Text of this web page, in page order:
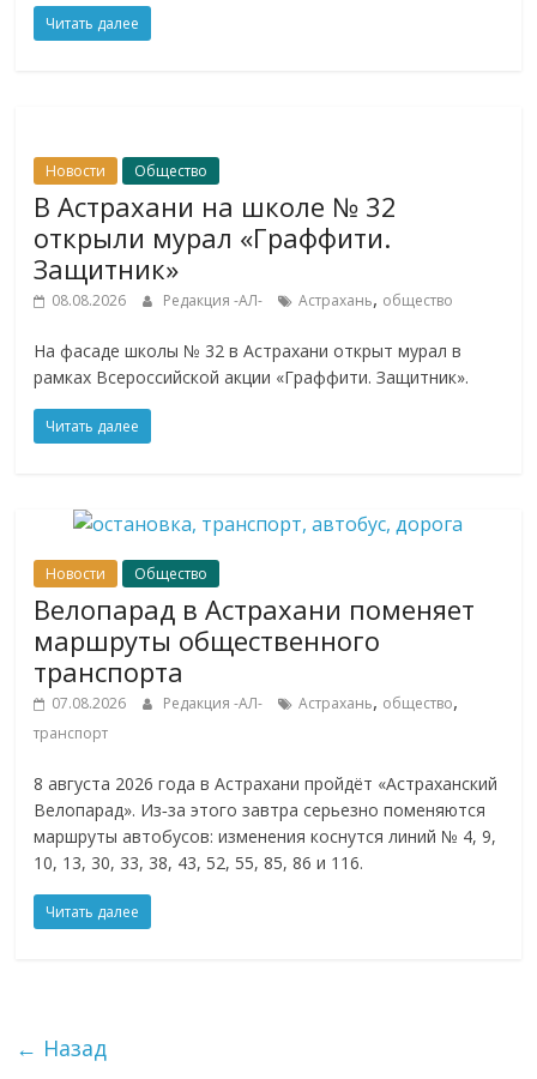
Читать далее
Новости Общество
В Астрахани на школе № 32
открыли мурал «Граффити.
Защитник»
08.08.2026 Редакция -АЛ- Астрахань, общество
На фасаде школы № 32 в Астрахани открыт мурал в
рамках Всероссийской акции «Граффити. Защитник».
Читать далее
Новости Общество
Велопарад в Астрахани поменяет
маршруты общественного
транспорта
07.08.2026 Редакция -АЛ- Астрахань, общество,
транспорт
8 августа 2026 года в Астрахани пройдёт «Астраханский
Велопарад». Из‑за этого завтра серьезно поменяются
маршруты автобусов: изменения коснутся линий № 4, 9,
10, 13, 30, 33, 38, 43, 52, 55, 85, 86 и 116.
Читать далее
← Назад